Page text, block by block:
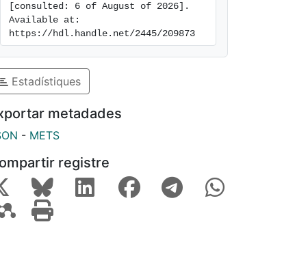
[consulted: 6 of August of 2026].
Available at:
https://hdl.handle.net/2445/209873
Estadístiques
metadades
- METS
registre